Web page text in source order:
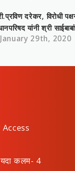
दरेकर, विरोधी
यांनी श्री
January 29th, 2020
कलम- 4